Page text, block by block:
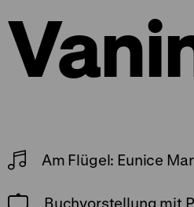
Am Flügel: Eunice
Buchvorstellung mit